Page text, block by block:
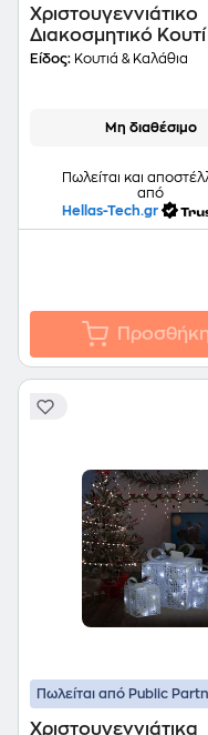
Χριστουγεννιάτικο
Διακοσμητικό
Led (20x20x20) K-m
Είδος: Κουτιά & Καλάθια
Μη διαθέσιμο
Πωλείται και
από
Hellas-Tech.gr
Προσθήκη
Πωλείται από Public
Χριστουγεννιάτικα